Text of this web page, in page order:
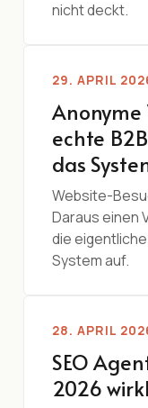
nicht deckt.
29. APRIL
Anonyme
echte
das
Website-
Daraus einen
die
System auf.
28. APRIL
SEO
2026